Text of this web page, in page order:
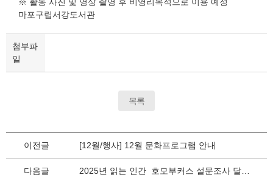
마포구립서강도서관
첨부파
일
목록
이전글 [12월/행사] 12월 문화프로그램 안내
다음글